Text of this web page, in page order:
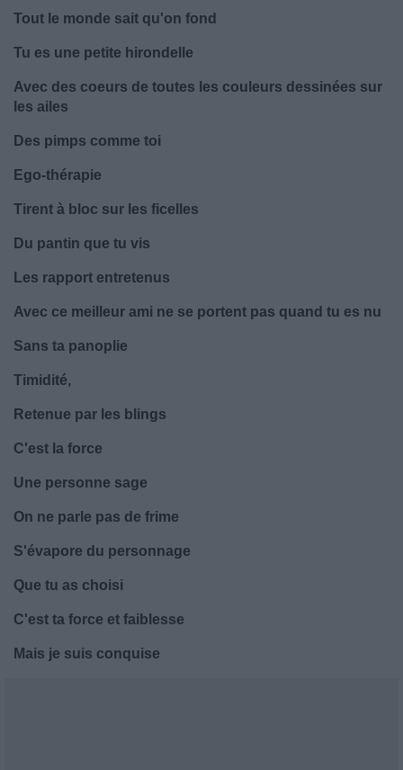
Tout le monde sait qu'on fond
Tu es une petite hirondelle
Avec des coeurs de toutes les couleurs dessinées sur
les ailes
Des pimps comme toi
Ego-thérapie
Tirent à bloc sur les ficelles
Du pantin que tu vis
Les rapport entretenus
Avec ce meilleur ami ne se portent pas quand tu es nu
Sans ta panoplie
Timidité,
Retenue par les blings
C'est la force
Une personne sage
On ne parle pas de frime
S'évapore du personnage
Que tu as choisi
C'est ta force et faiblesse
Mais je suis conquise